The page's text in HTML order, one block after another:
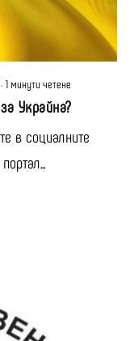
1 минути четене
Украйна?
в социалните